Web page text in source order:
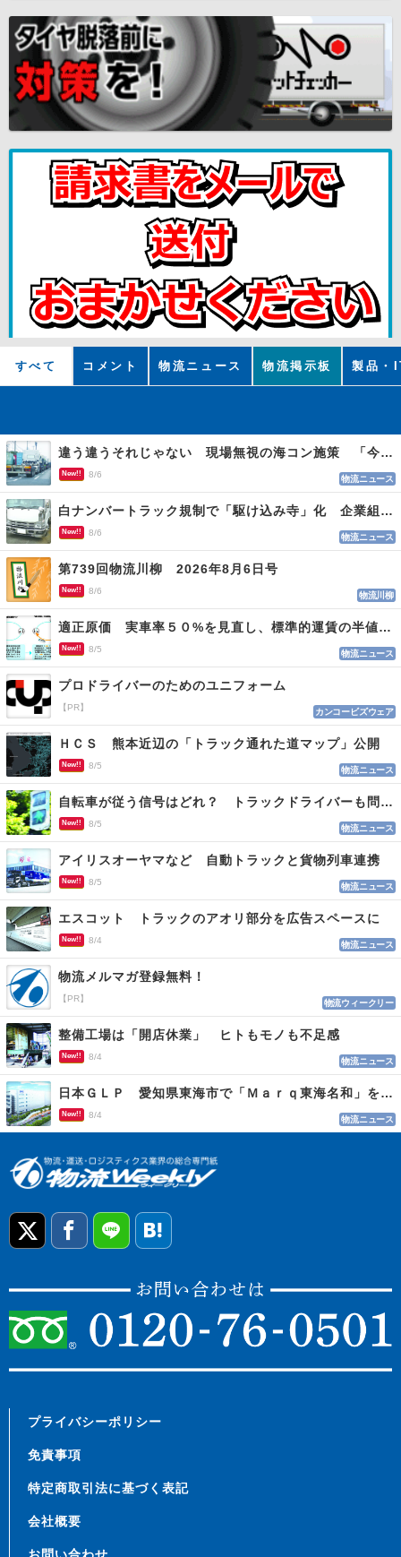
すべて コメント 物流ニュース 物流掲示板 製品・
違う違うそれじゃない 現場無視の海コン施策 「今でも平均２～３時間は待つ」
New!! 8/6 物流ニュース
白ナンバートラック規制で「駆け込み寺」化 企業組合が入会基準を見直しへ
New!! 8/6 物流ニュース
第739回物流川柳 2026年8月6日号
New!! 8/6 物流川柳
適正原価 実車率５０%を見直し、標準的運賃の半値の恐れも
New!! 8/5 物流ニュース
プロドライバーのためのユニフォーム
【PR】 カンコービズウェア
ＨＣＳ 熊本近辺の「トラック通れた道マップ」公開
New!! 8/5 物流ニュース
自転車が従う信号はどれ？ トラックドライバーも問われる認識
New!! 8/5 物流ニュース
アイリスオーヤマなど 自動トラックと貨物列車連携
New!! 8/5 物流ニュース
エスコット トラックのアオリ部分を広告スペースに
New!! 8/4 物流ニュース
物流メルマガ登録無料！
【PR】 物流ウィークリー
整備工場は「開店休業」 ヒトもモノも不足感
New!! 8/4 物流ニュース
日本ＧＬＰ 愛知県東海市で「Ｍａｒｑ東海名和」を開発
New!! 8/4 物流ニュース
プライバシーポリシー
免責事項
特定商取引法に基づく表記
会社概要